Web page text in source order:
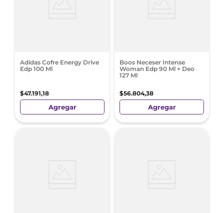
Adidas Cofre Energy Drive
Edp 100 Ml
$47.191,18
Agregar
Boos Neceser Intense
Woman Edp 90 Ml + Deo
127 Ml
$56.804,38
Agregar